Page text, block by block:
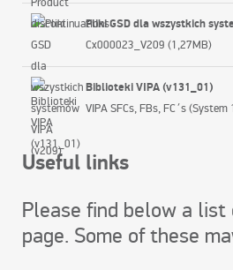
Pliki GSD dla wszystkich
Cx000023_V209 (1,27MB)
Biblioteki VIPA (v131_01)
VIPA SFCs, FBs, FC´s
Useful links
Please find below a
page. Some of these